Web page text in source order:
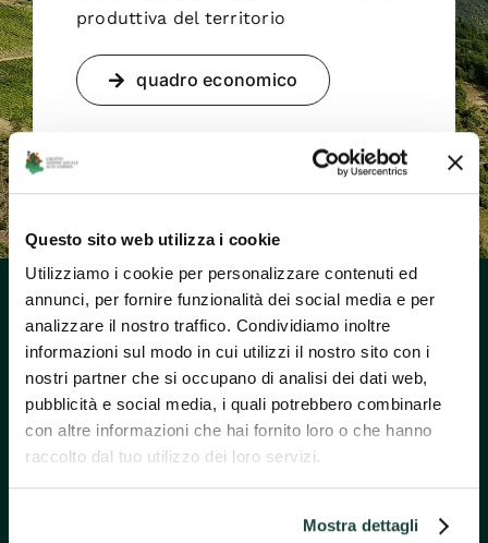
Questo sito web utilizza i cookie
Utilizziamo i cookie per personalizzare contenuti ed
annunci, per fornire funzionalità dei social media e per
analizzare il nostro traffico. Condividiamo inoltre
informazioni sul modo in cui utilizzi il nostro sito con i
nostri partner che si occupano di analisi dei dati web,
pubblicità e social media, i quali potrebbero combinarle
con altre informazioni che hai fornito loro o che hanno
raccolto dal tuo utilizzo dei loro servizi.
Mostra dettagli
produttiva del territorio
quadro economico